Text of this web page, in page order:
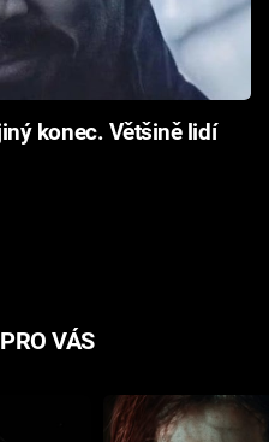
konec. Většině lidí
VÁS